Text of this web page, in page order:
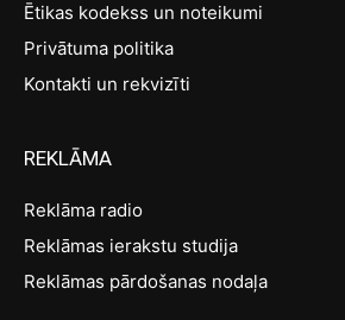
Ētikas kodekss un noteikumi
Privātuma politika
Kontakti un rekvizīti
REKLĀMA
Reklāma radio
Reklāmas ierakstu studija
Reklāmas pārdošanas nodaļa